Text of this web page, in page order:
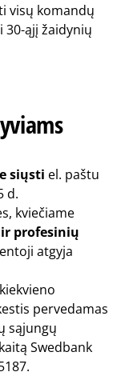
visų komandų
ąjį žaidynių
siųsti el. paštu
d.
kviečiame
profesinių
atgyja
pervedamas
sąjungų
Swedbank